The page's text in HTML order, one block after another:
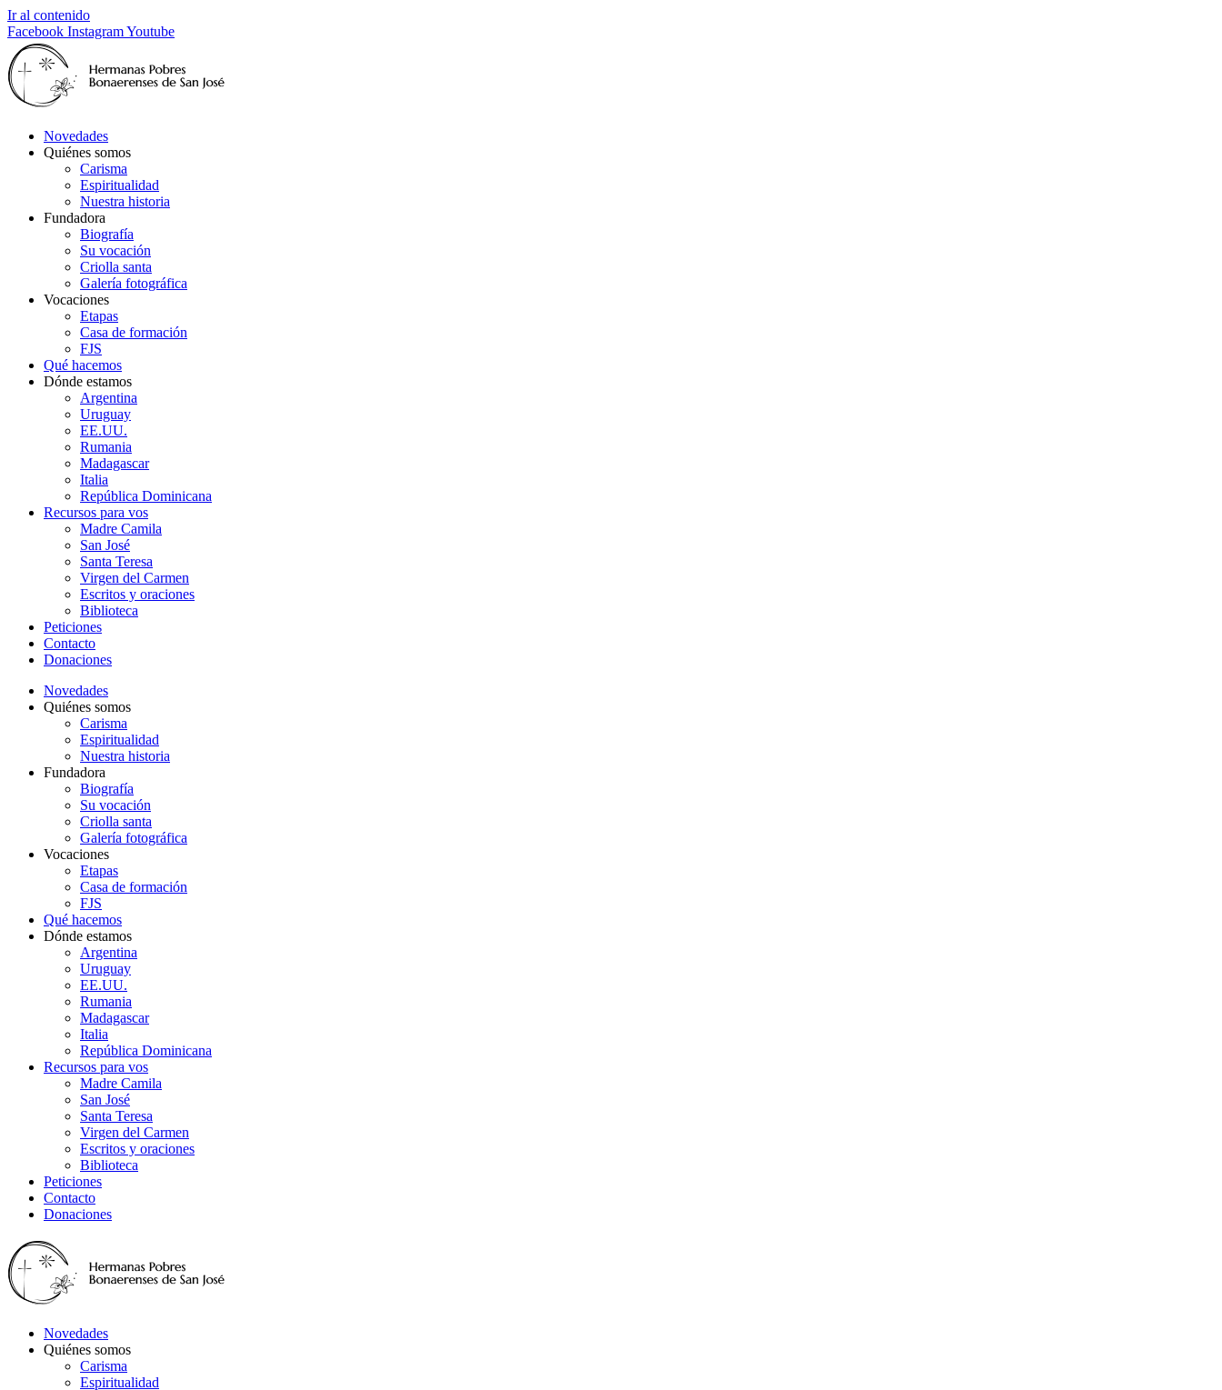
Ir al contenido
Facebook InstagramYoutube
Novedades
Quiénes somos
Carisma
Espiritualidad
Nuestra historia
Fundadora
Biografía
Su vocación
Criolla santa
Galería fotográfica
Vocaciones
Etapas
Casa de formación
FJS
Qué hacemos
Dónde estamos
Argentina
Uruguay
EE.UU.
Rumania
Madagascar
Italia
República Dominicana
Recursos para vos
Madre Camila
San José
Santa Teresa
Virgen del Carmen
Escritos y oraciones
Biblioteca
Peticiones
Contacto
Donaciones
Novedades
Quiénes somos
Carisma
Espiritualidad
Nuestra historia
Fundadora
Biografía
Su vocación
Criolla santa
Galería fotográfica
Vocaciones
Etapas
Casa de formación
FJS
Qué hacemos
Dónde estamos
Argentina
Uruguay
EE.UU.
Rumania
Madagascar
Italia
República Dominicana
Recursos para vos
Madre Camila
San José
Santa Teresa
Virgen del Carmen
Escritos y oraciones
Biblioteca
Peticiones
Contacto
Donaciones
Novedades
Quiénes somos
Carisma
Espiritualidad